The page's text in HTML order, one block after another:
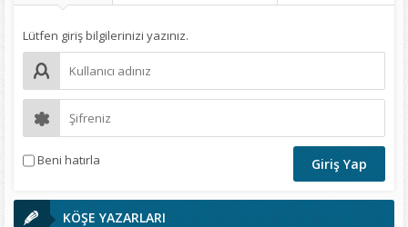
Lütfen giriş bilgilerinizi yazınız.
Beni hatırla
KÖŞE YAZARLARI